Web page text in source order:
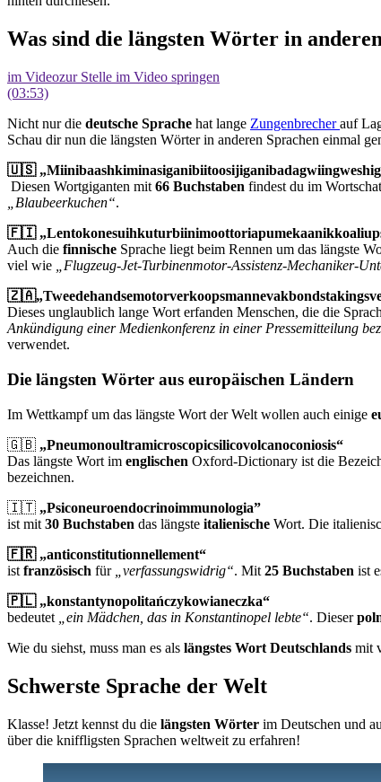
Was sind die längsten Wörter in
im Videozur Stelle im Video springen
(03:53)
Nicht nur die deutsche Sprache hat lange Zungenbrecherauf
Schau dir nun die längsten Wörter in anderen Sprachen einmal
🇺🇸
Diesen Wortgiganten mit 66 Buchstaben findest du im
„Blaubeerkuchen“.
🇫🇮
Auch die finnische Sprache liegt beim Rennen um das längste
viel wie
„Flugzeug-Jet-Turbinenmotor-Assistenz-Mechaniker-
Dieses unglaublich lange Wort erfanden Menschen, die die
Ankündigung einer Medienkonferenz in einer Pressemitteilung
verwendet.
Die längsten Wörter aus europäischen Ländern
Im Wettkampf um das längste Wort der Welt wollen auch einige
🇬🇧 „Pneumonoultramicroscopicsilicovolcanoconiosis“
Das längste Wort im englischen Oxford-Dictionary ist die
bezeichnen.
🇮🇹 „Psiconeuroendocrinoimmunologia”
ist mit 30 Buchstaben das längste italienische Wort. Die
🇫🇷 „anticonstitutionnellement“
ist französisch für „verfassungswidrig“. Mit 25 Buchstaben ist
🇵🇱 „konstantynopolitańczykowianeczka“
bedeutet
„ein Mädchen, das in Konstantinopel lebte“. Dieser
Wie du siehst, muss man es als längstes Wort Deutschlands mit
Schwerste Sprache der Welt
Klasse! Jetzt kennst du die längsten Wörter im Deutschen und
über die kniffligsten Sprachen weltweit zu erfahren!